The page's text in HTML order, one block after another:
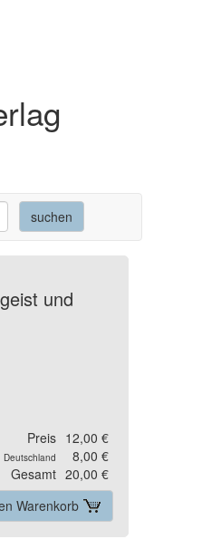
und
Preis 12,00 €
Deutschland
8,00 €
Gesamt 20,00 €
Warenkorb